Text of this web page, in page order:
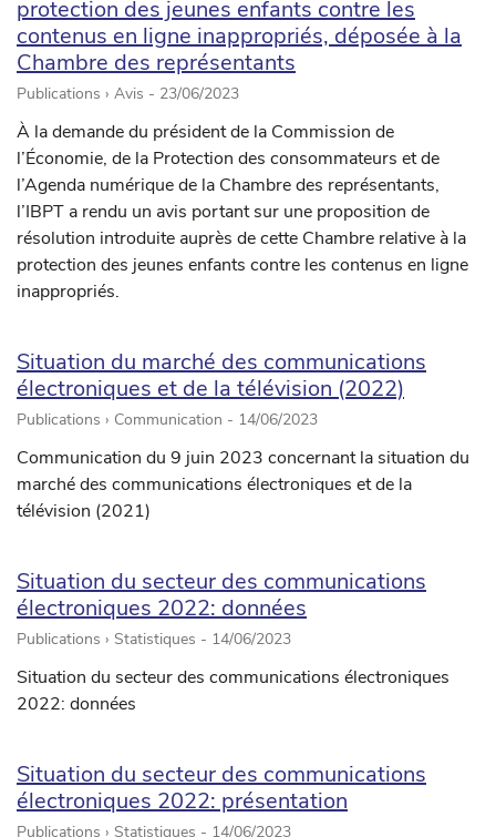
protection des jeunes enfants contre les
contenus en ligne inappropriés, déposée à la
Chambre des représentants
Publications › Avis - 23/06/2023
À la demande du président de la Commission de
l’Économie, de la Protection des consommateurs et de
l’Agenda numérique de la Chambre des représentants,
l’IBPT a rendu un avis portant sur une proposition de
résolution introduite auprès de cette Chambre relative à la
protection des jeunes enfants contre les contenus en ligne
inappropriés.
Situation du marché des communications
électroniques et de la télévision (2022)
Publications › Communication - 14/06/2023
Communication du 9 juin 2023 concernant la situation du
marché des communications électroniques et de la
télévision (2021)
Situation du secteur des communications
électroniques 2022: données
Publications › Statistiques - 14/06/2023
Situation du secteur des communications électroniques
2022: données
Situation du secteur des communications
électroniques 2022: présentation
Publications › Statistiques - 14/06/2023